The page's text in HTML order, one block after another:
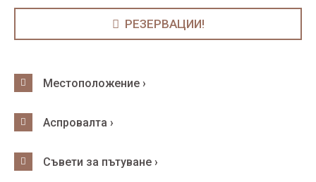
РЕЗЕРВАЦИИ!
Местоположение ›
Аспровалта ›
Съвети за пътуване ›